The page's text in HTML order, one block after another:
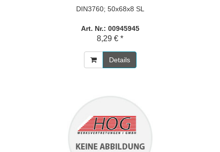
DIN3760; 50x68x8 SL
Art. Nr.: 00945945
8,29 € *
Details